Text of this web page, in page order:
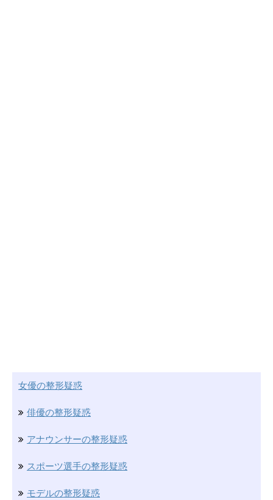
女優の整形疑惑
俳優の整形疑惑
アナウンサーの整形疑惑
スポーツ選手の整形疑惑
モデルの整形疑惑